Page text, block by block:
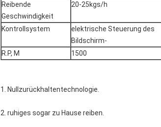
Reibende
Geschwindigkeit
20-25kgs/h
Kontrollsystem
elektrische Steuerung des
Bildschirm-
R.P, M
1500
1. Nullzurückhaltentechnologie.
2. ruhiges sogar zu Hause reiben.